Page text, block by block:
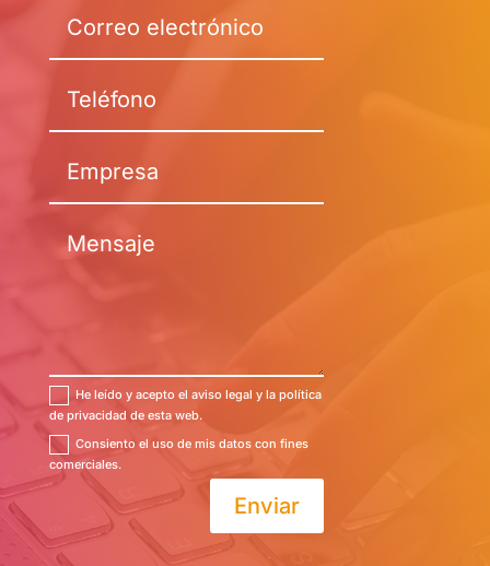
He leído y acepto el aviso legal y la política
de privacidad de esta web.
Consiento el uso de mis datos con fines
comerciales.
Enviar